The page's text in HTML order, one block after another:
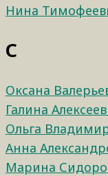
Нина
С
Оксана
Галина
Ольга
Анна
Марина